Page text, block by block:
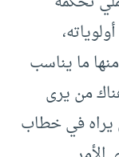
ما يناسب
من يرى
يراه في خطاب